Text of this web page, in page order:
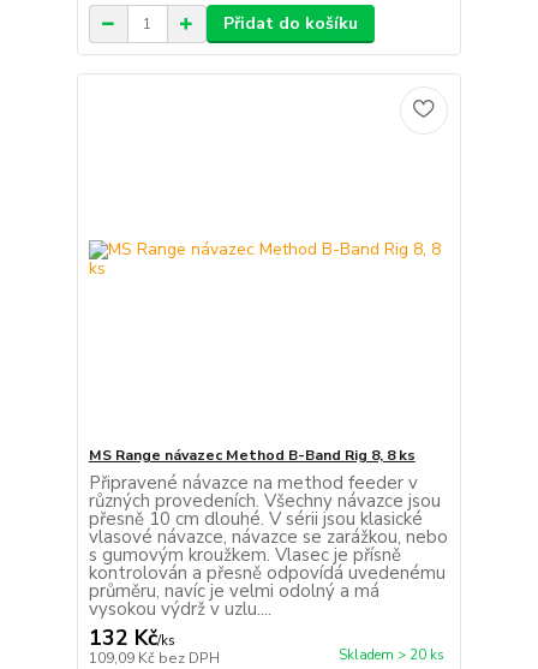
Přidat do košíku
MS Range návazec Method B-Band Rig 8, 8 ks
Připravené návazce na method feeder v
různých provedeních. Všechny návazce jsou
přesně 10 cm dlouhé. V sérii jsou klasické
vlasové návazce, návazce se zarážkou, nebo
s gumovým kroužkem. Vlasec je přísně
kontrolován a přesně odpovídá uvedenému
průměru, navíc je velmi odolný a má
vysokou výdrž v uzlu....
132 Kč/ks
109,09 Kč bez DPH Skladem > 20 ks